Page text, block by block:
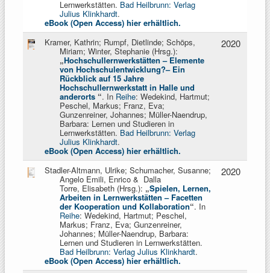
Lernwerkstätten. Bad Heilbrunn: Verlag
Julius Klinkhardt.
eBook (Open Access) hier erhältlich.
Kramer, Kathrin; Rumpf, Dietlinde; Schöps,
Miriam; Winter, Stephanie (Hrsg.):
„Hochschullernwerkstätten – Elemente
von Hochschulentwicklung?– Ein
Rückblick auf 15 Jahre
Hochschullernwerkstatt in Halle und
anderorts “. In Reihe: Wedekind, Hartmut;
Peschel, Markus; Franz, Eva;
Gunzenreiner, Johannes; Müller-Naendrup,
Barbara: Lernen und Studieren in
Lernwerkstätten. Bad Heilbrunn: Verlag
Julius Klinkhardt.
eBook (Open Access) hier erhältlich.
2020
Stadler-Altmann, Ulrike; Schumacher, Susanne;
Angelo Emili, Enrico & Dalla
Torre, Elisabeth (Hrsg.): „Spielen, Lernen,
Arbeiten in Lernwerkstätten–Facetten
der Kooperation und Kollaboration“. In
Reihe: Wedekind, Hartmut; Peschel,
Markus; Franz, Eva; Gunzenreiner,
Johannes; Müller-Naendrup, Barbara:
Lernen und Studieren in Lernwerkstätten.
Bad Heilbrunn: Verlag Julius Klinkhardt.
eBook (Open Access) hier erhältlich.
2020